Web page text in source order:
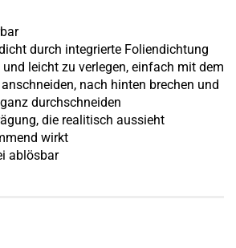
durch integrierte Foliendichtung
leicht zu verlegen, einfach mit dem
nach hinten brechen und
durchschneiden
die realitisch aussieht
wirkt
ablösbar